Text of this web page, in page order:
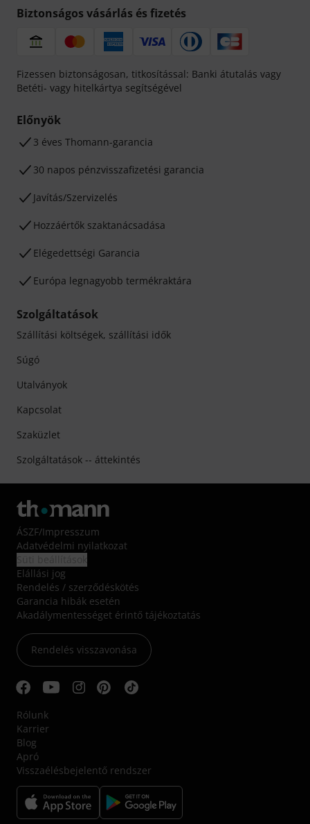
Biztonságos vásárlás és fizetés
Fizessen biztonságosan, titkosítással: Banki átutalás vagy
Betéti- vagy hitelkártya segítségével
Előnyök
3 éves Thomann-garancia
30 napos pénzvisszafizetési garancia
Javítás/Szervizelés
Hozzáértők szaktanácsadása
Elégedettségi Garancia
Európa legnagyobb termékraktára
Szolgáltatások
Szállítási költségek, szállítási idők
Súgó
Utalványok
Kapcsolat
Szaküzlet
Szolgáltatások -- áttekintés
ÁSZF/Impresszum
Adatvédelmi nyilatkozat
Elállási jog
Rendelés / szerződéskötés
Garancia hibák esetén
Akadálymentességet érintő tájékoztatás
Rendelés visszavonása
Rólunk
Karrier
Blog
Apró
Visszaélésbejelentő rendszer